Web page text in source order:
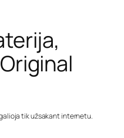
tik užsakant internetu.